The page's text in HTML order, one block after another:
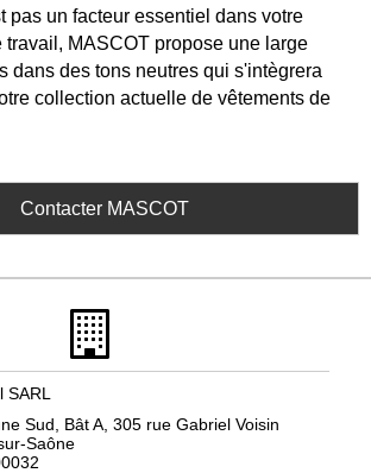
pas un facteur essentiel dans votre
travail, MASCOT propose une large
dans des tons neutres qui s'intègrera
collection actuelle de vêtements de
Contacter MASCOT
Sud, Bât A, 305 rue Gabriel Voisin
Saône